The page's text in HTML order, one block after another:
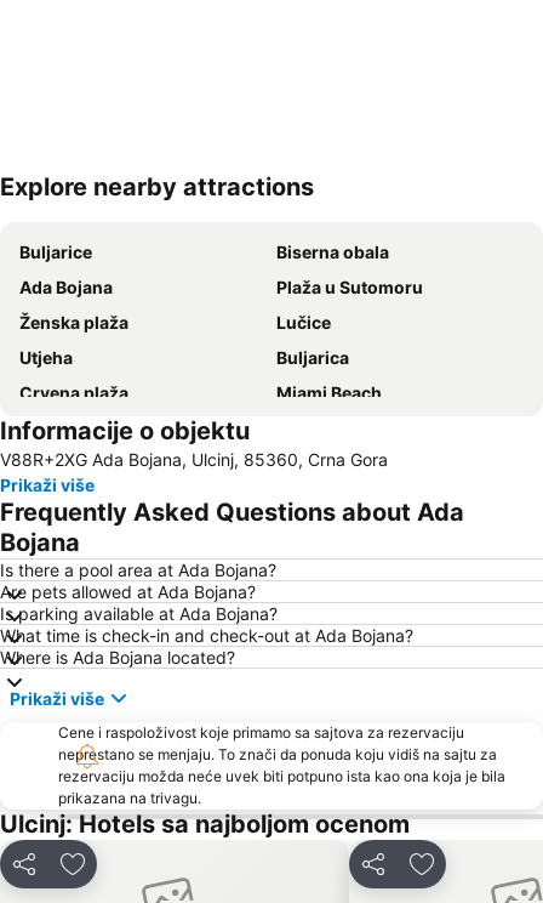
Explore nearby attractions
Buljarice
Biserna obala
Ada Bojana
Plaža u Sutomoru
Ženska plaža
Lučice
Utjeha
Buljarica
Crvena plaža
Miami Beach
Uvala Valdanos
Kraljičina plaža
Veliki Pijesak
Stari Grad
Mala
Maljevik
Stari Bar
Safari
Luka Bar
Skadarsko jezero - Schkodra
Albatros
Ivana
Liman II
Europa Beach
MCM Beach
Skadar Lake
MCM
Sapore di Mare
Aquarius White
Informacije o objektu
V88R+2XG Ada Bojana, Ulcinj, 85360, Crna Gora
Prikaži više
Frequently Asked Questions about Ada
Bojana
Is there a pool area at Ada Bojana?
Are pets allowed at Ada Bojana?
Is parking available at Ada Bojana?
What time is check-in and check-out at Ada Bojana?
Where is Ada Bojana located?
Prikaži više
Cene i raspoloživost koje primamo sa sajtova za rezervaciju
neprestano se menjaju. To znači da ponuda koju vidiš na sajtu za
rezervaciju možda neće uvek biti potpuno ista kao ona koja je bila
prikazana na trivagu.
Ulcinj: Hotels sa najboljom ocenom
Deli Dodati u favorite Deli Dodati u